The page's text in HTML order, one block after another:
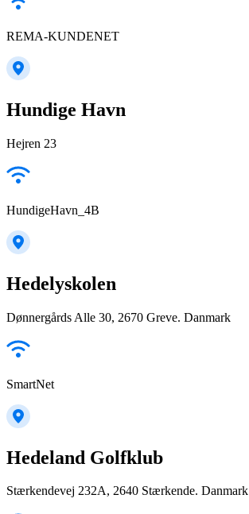
REMA-KUNDENET
Hundige Havn
Hejren 23
HundigeHavn_4B
Hedelyskolen
Dønnergårds Alle 30, 2670 Greve. Danmark
SmartNet
Hedeland Golfklub
Stærkendevej 232A, 2640 Stærkende. Danmark